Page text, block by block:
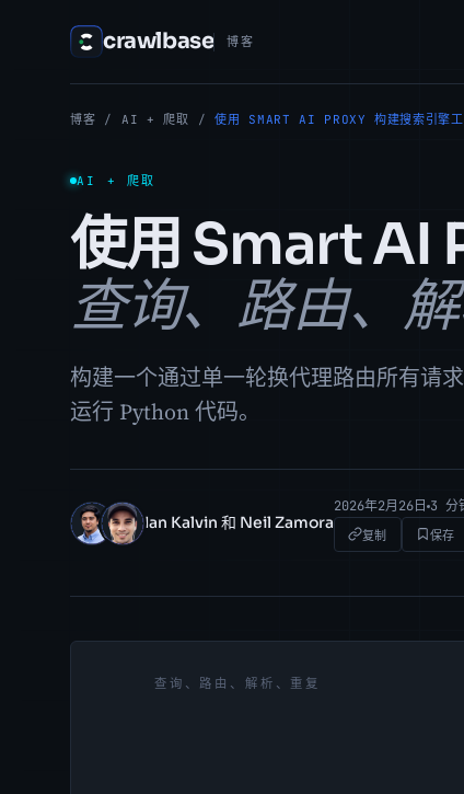
crawlbase 博客
博客 / AI + 爬取 / 使用 SMART AI PROXY 构建搜索引擎
AI + 爬取
使用 Smart AI
查询、路由、
构建一个通过单一轮换代理路由所有请
运行 Python 代码。
IK NZ Ian Kalvin 和 Neil Zamora
2026年2月26日 3 分
复制 保存